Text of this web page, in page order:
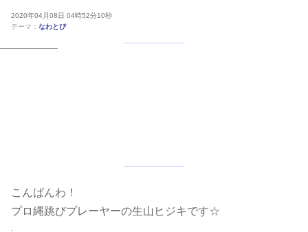
2020年04月08日 04時52分10秒
テーマ： なわとび
こんばんわ！
プロ縄跳びプレーヤーの生山ヒジキです☆